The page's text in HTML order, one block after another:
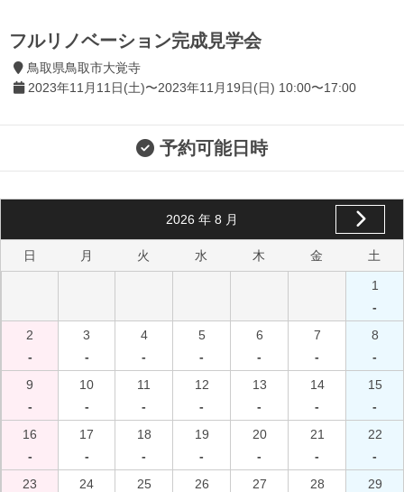
フルリノベーション完成見学会
鳥取県鳥取市大覚寺
2023年11月11日(土)〜2023年11月19日(日) 10:00〜17:00
予約可能日時
2026 年 8 月
日 月 火 水 木 金 土
1
-
2
-
3
-
4
-
5
-
6
-
7
-
8
-
9
-
10
-
11
-
12
-
13
-
14
-
15
-
16
-
17
-
18
-
19
-
20
-
21
-
22
-
23
24
25
26
27
28
29